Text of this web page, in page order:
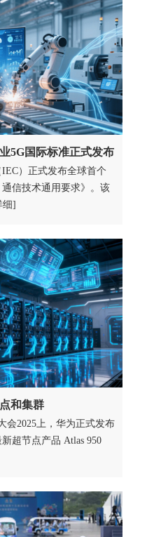
5G国际标准正式发布
）正式发布全球首个
信技术通用要求》。该
细]
和集群
会2025上，华为正式发布
超节点产品 Atlas 950